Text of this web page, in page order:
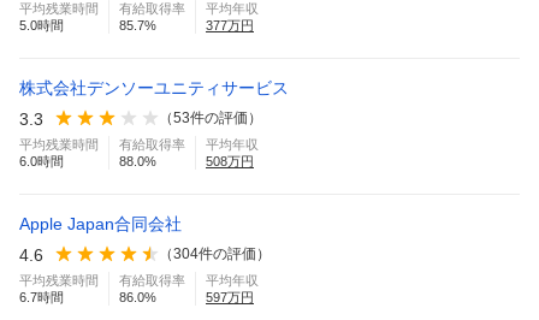
平均残業時間
5.0時間
有給取得率
85.7%
平均年収
377万円
株式会社デンソーユニティサービス
3.3
（53件の評価）
平均残業時間
6.0時間
有給取得率
88.0%
平均年収
508万円
Apple Japan合同会社
4.6
（304件の評価）
平均残業時間
6.7時間
有給取得率
86.0%
平均年収
597万円